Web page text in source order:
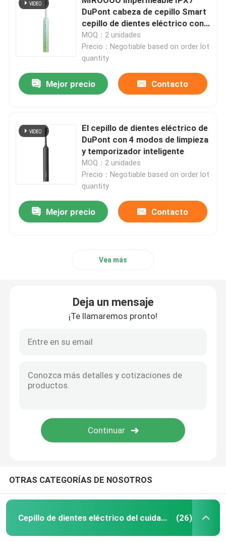
DuPont cabeza de cepillo Smart
cepillo de dientes eléctrico con
temporizador inteligente
MOQ：2 unidades
Precio：Negotiable based on order lot
quantity
Mejor precio Contacto
El cepillo de dientes eléctrico de
DuPont con 4 modos de limpieza
y temporizador inteligente
MOQ：2 unidades
Precio：Negotiable based on order lot
quantity
Mejor precio Contacto
Vea más
Deja un mensaje
¡Te llamaremos pronto!
OTRAS CATEGORÍAS DE NOSOTROS
Cepillo de dientes eléctrico del cuidado oral (26)